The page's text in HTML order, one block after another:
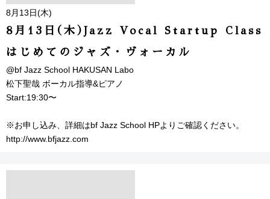
8月13日(木)
8月13日(木)Jazz Vocal Startup Class
はじめてのジャズ・ヴォーカル
@bf Jazz School HAKUSAN Labo
松下聖哉 ボーカル指導&ピアノ
Start:19:30〜
※お申し込み、詳細はbf Jazz School HPよりご確認ください。
http://www.bfjazz.com